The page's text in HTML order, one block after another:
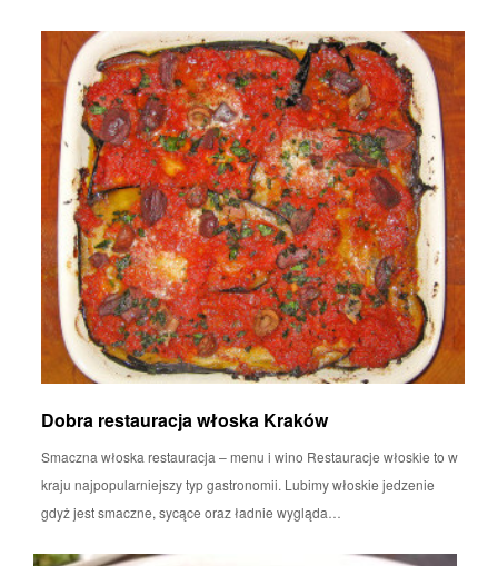
Dobra restauracja włoska Kraków
Smaczna włoska restauracja – menu i wino Restauracje włoskie to w
kraju najpopularniejszy typ gastronomii. Lubimy włoskie jedzenie
gdyż jest smaczne, sycące oraz ładnie wygląda…